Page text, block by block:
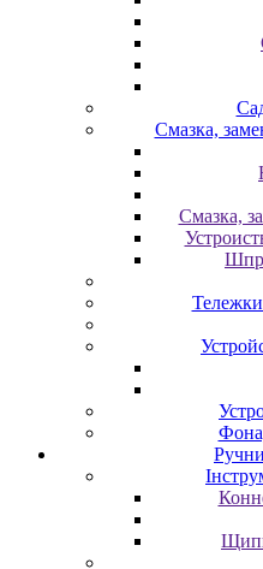
Смазка,
Смазка,